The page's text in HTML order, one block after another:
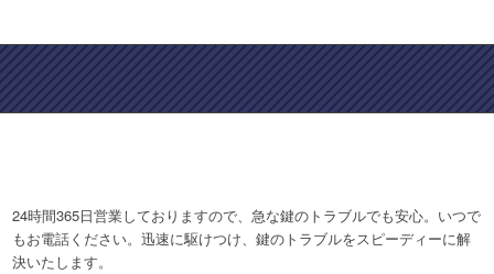
24時間365日営業しておりますので、急な鍵のトラブルでも安心。いつで
もお電話ください。迅速に駆けつけ、鍵のトラブルをスピーディーに解
決いたします。